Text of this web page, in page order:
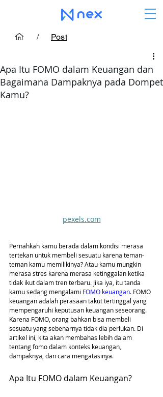
/ Post
Apa Itu FOMO dalam Keuangan dan
Bagaimana Dampaknya pada Dompet
Kamu?
pexels.com
Pernahkah kamu berada dalam kondisi merasa
tertekan untuk membeli sesuatu karena teman-
teman kamu memilikinya? Atau kamu mungkin
merasa stres karena merasa ketinggalan ketika
tidak ikut dalam tren terbaru. Jika iya, itu tanda
kamu sedang mengalami FOMO keuangan. FOMO
keuangan adalah perasaan takut tertinggal yang
mempengaruhi keputusan keuangan seseorang.
Karena FOMO, orang bahkan bisa membeli
sesuatu yang sebenarnya tidak dia perlukan. Di
artikel ini, kita akan membahas lebih dalam
tentang fomo dalam konteks keuangan,
dampaknya, dan cara mengatasinya.
Apa Itu FOMO dalam Keuangan?